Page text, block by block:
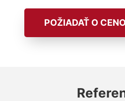
POŽIADAŤ O